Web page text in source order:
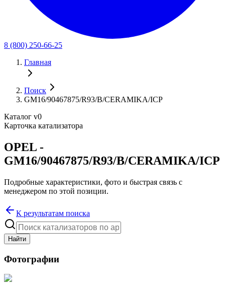
8 (800) 250-66-25
Главная
Поиск
GM16/90467875/R93/B/CERAMIKA/ICP
Каталог v0
Карточка катализатора
OPEL -
GM16/90467875/R93/B/CERAMIKA/ICP
Подробные характеристики, фото и быстрая связь с
менеджером по этой позиции.
К результатам поиска
Найти
Фотографии